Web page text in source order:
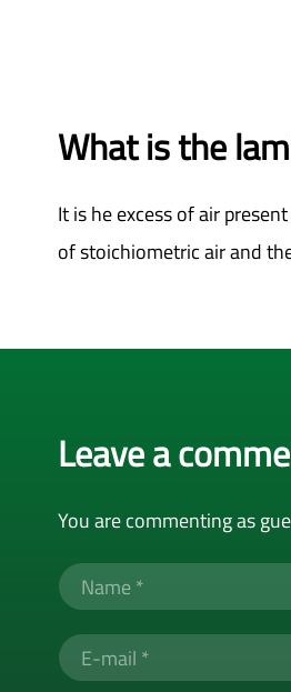
What is the
It is he excess of air
of stoichiometric air and
Leave a
You are commenting as